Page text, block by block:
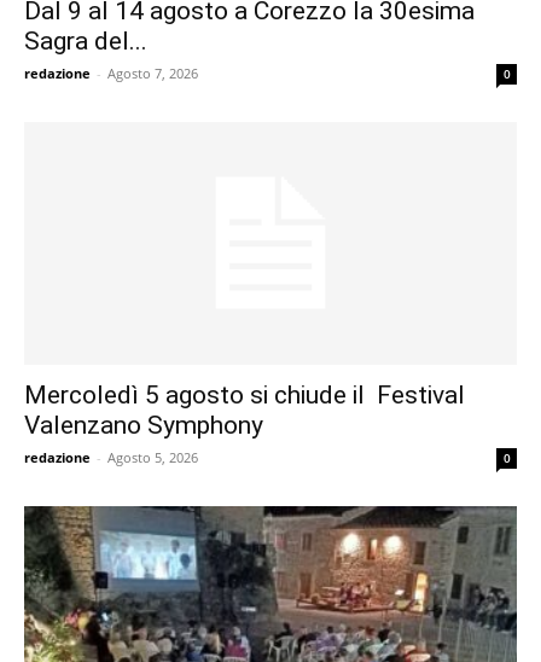
Dal 9 al 14 agosto a Corezzo la 30esima
Sagra del...
redazione - Agosto 7, 2026 0
Mercoledì 5 agosto si chiude il Festival
Valenzano Symphony
redazione - Agosto 5, 2026 0